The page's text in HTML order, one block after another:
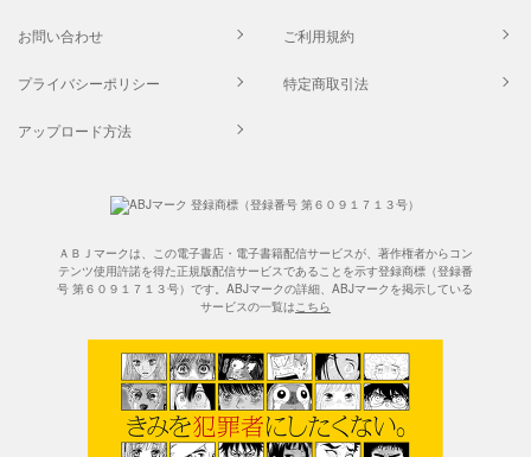
お問い合わせ ご利用規約
プライバシーポリシー 特定商取引法
アップロード方法
ＡＢＪマークは、この電子書店・電子書籍配信サービスが、著作権者からコン
テンツ使用許諾を得た正規版配信サービスであることを示す登録商標（登録番
号 第６０９１７１３号）です。ABJマークの詳細、ABJマークを掲示している
サービスの一覧はこちら